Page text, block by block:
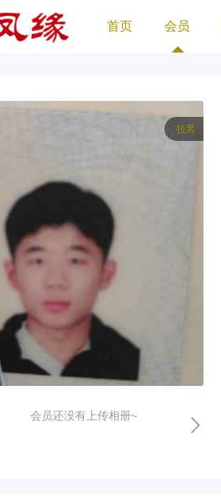
首页 会员
拉黑
会员还没有上传相册~